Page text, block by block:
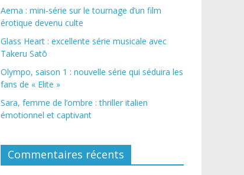
Aema : mini-série sur le tournage d’un film
érotique devenu culte
Glass Heart : excellente série musicale avec
Takeru Satō
Olympo, saison 1 : nouvelle série qui séduira les
fans de « Elite »
Sara, femme de l’ombre : thriller italien
émotionnel et captivant
Commentaires récents